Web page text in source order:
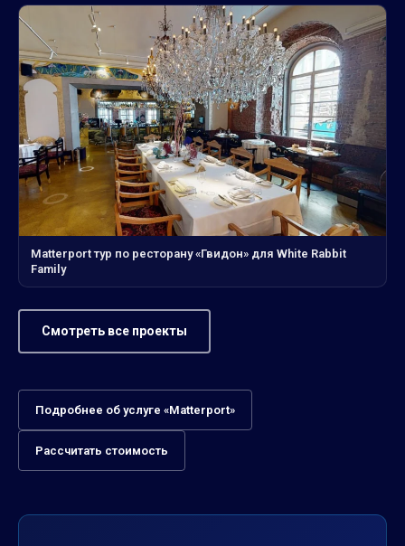
Matterport тур по ресторану «Гвидон» для White Rabbit
Family
Смотреть все проекты
Подробнее об услуге «Matterport»
Рассчитать стоимость